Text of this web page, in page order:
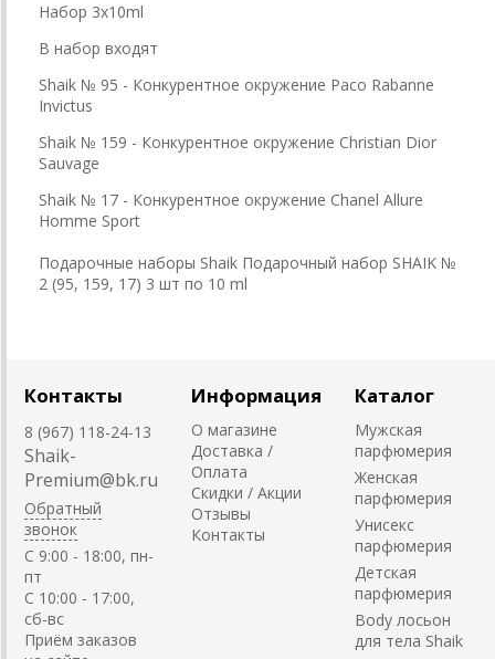
Набор 3х10ml
В набор входят
Shaik № 95 - Конкурентное окружение Paco Rabanne
Invictus
Shaik № 159 - Конкурентное окружение Christian Dior
Sauvage
Shaik № 17 - Конкурентное окружение Chanel Allure
Homme Sport
Подарочные наборы Shaik Подарочный набор SHAIK №
2 (95, 159, 17) 3 шт по 10 ml
Контакты
8 (967) 118-24-13
Shaik-
Premium@bk.ru
Обратный
звонок
C 9:00 - 18:00, пн-
пт
С 10:00 - 17:00,
сб-вс
Приём заказов
Информация
О магазине
Доставка /
Оплата
Скидки / Акции
Отзывы
Контакты
Каталог
Мужская
парфюмерия
Женская
парфюмерия
Унисекс
парфюмерия
Детская
парфюмерия
Body лосьон
для тела Shaik